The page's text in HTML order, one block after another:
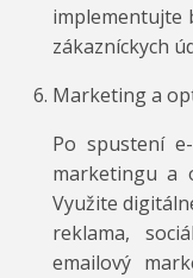
implementujte
zákazníckych
Marketing a
Po spustení
marketingu a
Využite
reklama,
emailový